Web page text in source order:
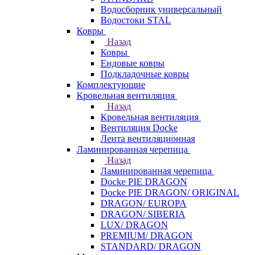
Водосборник универсальный
Водостоки STAL
Ковры
Назад
Ковры
Ендовые ковры
Подкладочные ковры
Комплектующие
Кровельная вентиляция
Назад
Кровельная вентиляция
Вентиляция Docke
Лента вентиляционная
Ламинированная черепица
Назад
Ламинированная черепица
Docke PIE DRAGON
Docke PIE DRAGON/ ORIGINAL
DRAGON/ EUROPA
DRAGON/ SIBERIA
LUX/ DRAGON
PREMIUM/ DRAGON
STANDARD/ DRAGON